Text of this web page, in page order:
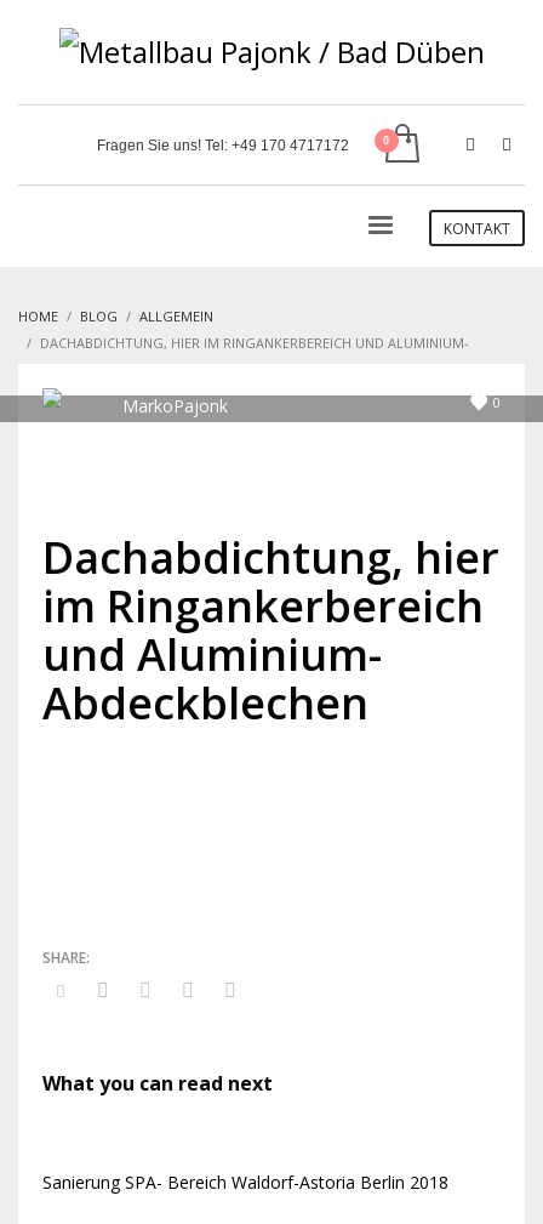
Fragen Sie uns! Tel: +49 170 4717172
KONTAKT
HOME BLOG
ALLGEMEIN
DACHABDICHTUNG, HIER IM RINGANKERBEREICH UND ALUMINIUM-
0
MarkoPajonk
MITTWOCH, 27 FEBRUAR 2019 / PUBLISHED INALLGEMEIN
Dachabdichtung, hier
im Ringankerbereich
und Aluminium-
Abdeckblechen
What you can read next
Sanierung SPA- Bereich Waldorf-Astoria Berlin 2018